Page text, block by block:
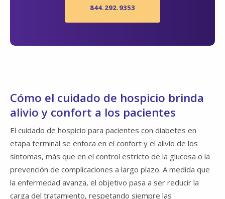
844.292.9353
Cómo el cuidado de hospicio brinda
alivio y confort a los pacientes
El cuidado de hospicio para pacientes con diabetes en
etapa terminal se enfoca en el confort y el alivio de los
síntomas, más que en el control estricto de la glucosa o la
prevención de complicaciones a largo plazo. A medida que
la enfermedad avanza, el objetivo pasa a ser reducir la
carga del tratamiento, respetando siempre las